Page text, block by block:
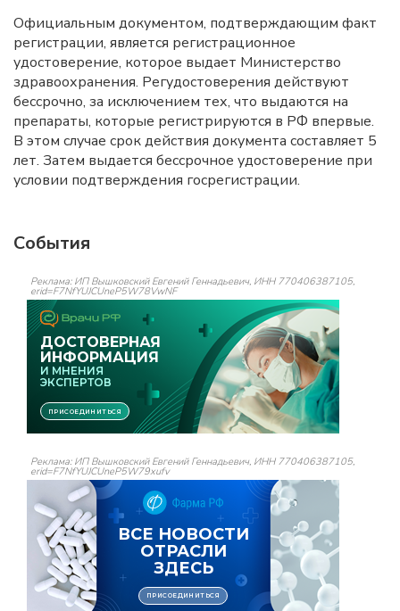
Официальным документом, подтверждающим факт
регистрации, является регистрационное
удостоверение, которое выдает Министерство
здравоохранения. Регудостоверения действуют
бессрочно, за исключением тех, что выдаются на
препараты, которые регистрируются в РФ впервые.
В этом случае срок действия документа составляет 5
лет. Затем выдается бессрочное удостоверение при
условии подтверждения госрегистрации.
События
Реклама: ИП Вышковский Евгений Геннадьевич, ИНН 770406387105,
erid=F7NfYUJCUneP5W78VwNF
Реклама: ИП Вышковский Евгений Геннадьевич, ИНН 770406387105,
erid=F7NfYUJCUneP5W79xufv